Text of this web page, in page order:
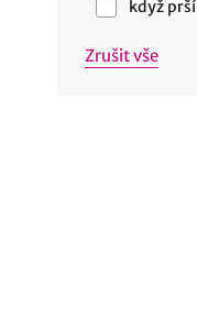
když prší
Zrušit vše